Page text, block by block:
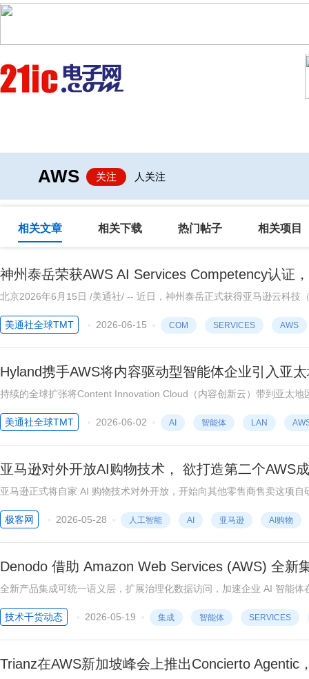
AWS 关注 人关注
相关文章 相关下载 热门帖子 相关项目
神州泰岳荣获AWS AI Services Competency认证
北京2026年6月15日 /美通社/ -- 近日，神州泰岳正式获得亚马逊云科技
合作伙伴之一。此次认证证明，神州泰岳能够在AWS云平台上为企业提
美通社全球TMT
2026-06-15 COM SERVICES AWS
Hyland携手AWS将内容驱动型智能体企业引入亚
持续的全球扩张将Content Innovation Cloud（内容创新云）带到亚太
动型运营 悉尼2026年6月1日 /美通社/ -- 随着AI应用普及提速，数
美通社全球TMT
2026-06-02 AI 智能体 LAN
亚马逊对外开放AI购物技术， 欲打造第二个AWS
亚马逊正式将自家 AI 购物技术对外开放，开始向其他零售商售卖这项
极客网 2026-05-28 人工智能 AI 亚马逊 AI购物
Denodo 借助 Amazon Web Services (AWS) 全新
全新产品集成可统一语义层，扩展治理化数据访问，加速企业 AI 智能体
2026 (GLOBE NEWSWIRE) -- 数据管理领域的领导者 Denodo 宣布
技术干货动态
2026-05-19 集成 智能体 SERVICES